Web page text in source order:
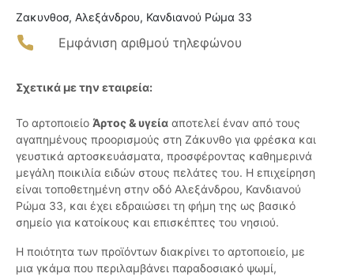
Ζακυνθοσ, Αλεξάνδρου, Κανδιανού Ρώμα 33
Εμφάνιση αριθμού τηλεφώνου
Σχετικά με την εταιρεία:
Το αρτοποιείο Άρτος & υγεία αποτελεί έναν από τους
αγαπημένους προορισμούς στη Ζάκυνθο για φρέσκα και
γευστικά αρτοσκευάσματα, προσφέροντας καθημερινά
μεγάλη ποικιλία ειδών στους πελάτες του. Η επιχείρηση
είναι τοποθετημένη στην οδό Αλεξάνδρου, Κανδιανού
Ρώμα 33, και έχει εδραιώσει τη φήμη της ως βασικό
σημείο για κατοίκους και επισκέπτες του νησιού.
Η ποιότητα των προϊόντων διακρίνει το αρτοποιείο, με
μια γκάμα που περιλαμβάνει παραδοσιακό ψωμί,